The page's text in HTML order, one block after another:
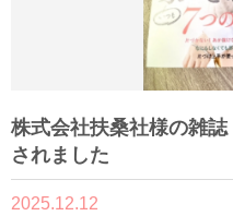
株式会社扶桑社様の雑
されました
2025.12.12